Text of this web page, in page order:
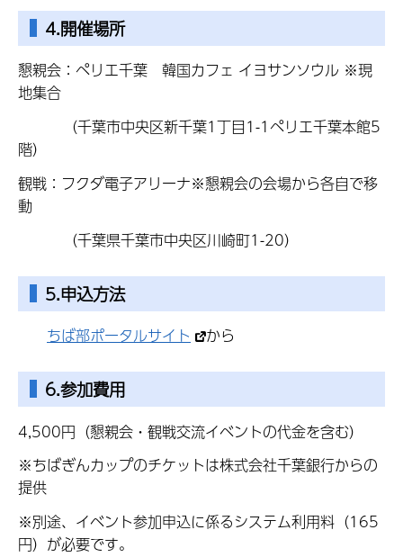
4.開催場所
懇親会：ペリエ千葉 韓国カフェ イヨサンソウル ※現
地集合
（千葉市中央区新千葉1丁目1-1ペリエ千葉本館5
階）
観戦：フクダ電子アリーナ※懇親会の会場から各自で移
動
（千葉県千葉市中央区川崎町1-20）
5.申込方法
ちば部ポータルサイト から
6.参加費用
4,500円（懇親会・観戦交流イベントの代金を含む）
※ちばぎんカップのチケットは株式会社千葉銀行からの
提供
※別途、イベント参加申込に係るシステム利用料（165
円）が必要です。